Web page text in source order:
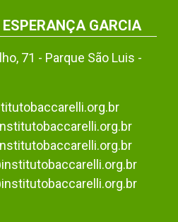
ESPERANÇA GARCIA
71 - Parque São Luis -